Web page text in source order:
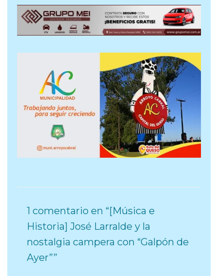
1 comentario en “[Música e
Historia] José Larralde y la
nostalgia campera con “Galpón de
Ayer””